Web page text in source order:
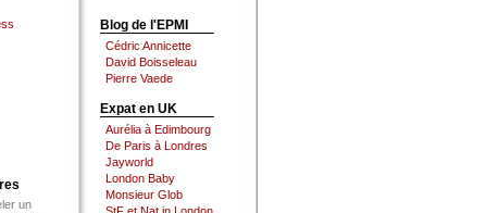
un
Blog de l'EPMI
Cédric Annicette
David Boisseleau
Pierre Vaede
Expat en UK
Aurélia à Edimbourg
De Paris à Londres
Jayworld
London Baby
Monsieur Glob